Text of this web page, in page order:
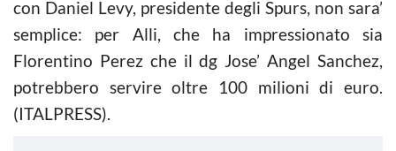
con Daniel Levy, presidente degli Spurs, non sara’
semplice: per Alli, che ha impressionato sia
Florentino Perez che il dg Jose’ Angel Sanchez,
potrebbero servire oltre 100 milioni di euro.
(ITALPRESS).